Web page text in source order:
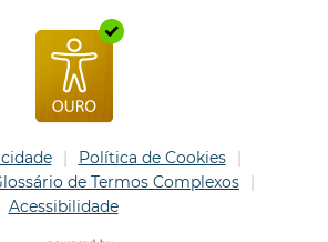
Política de Cookies
de Termos Complexos
Acessibilidade